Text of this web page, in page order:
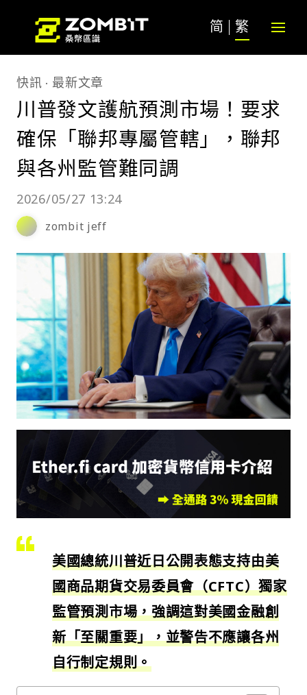
简 繁
快訊 最新文章
川普發文護航預測市場！要求
確保「聯邦專屬管轄」，聯邦
與各州監管難同調
2026/05/27 13:24
zombit jeff
美國總統川普近日公開表態支持由美
國商品期貨交易委員會（CFTC）獨家
監管預測市場，強調這對美國金融創
新「至關重要」，並警告不應讓各州
自行制定規則。